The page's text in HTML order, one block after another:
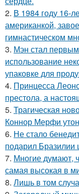
2. В 1984 году 16-
американкой,
гимнастическом
3. Мэн стал
использование
упаковке для
4. Принцесса
престола, а
5. Трагическая
Коннор Мерфи
6. Не стало
подарил Бразилии
7. Многие думают,
самая высокая в
8. Лишь в том